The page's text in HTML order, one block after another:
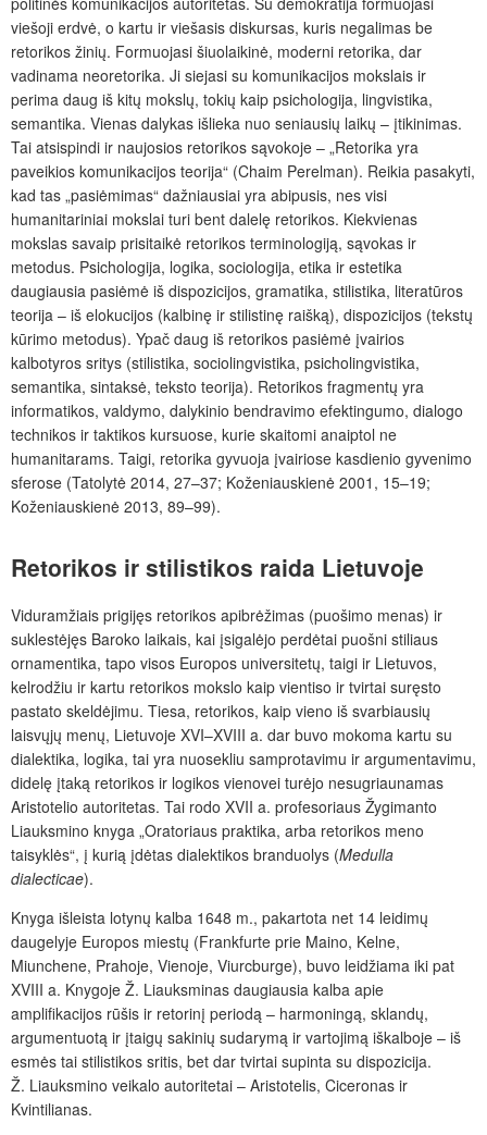
viešoji erdvė, o kartu ir viešasis diskursas, kuris negalimas be
retorikos žinių. Formuojasi šiuolaikinė, moderni retorika, dar
vadinama neoretorika. Ji siejasi su komunikacijos mokslais ir
perima daug iš kitų mokslų, tokių kaip psichologija, lingvistika,
semantika. Vienas dalykas išlieka nuo seniausių laikų – įtikinimas.
Tai atsispindi ir naujosios retorikos sąvokoje – „Retorika yra
paveikios komunikacijos teorija“ (Chaim Perelman). Reikia pasakyti,
kad tas „pasiėmimas“ dažniausiai yra abipusis, nes visi
humanitariniai mokslai turi bent dalelę retorikos. Kiekvienas
mokslas savaip prisitaikė retorikos terminologiją, sąvokas ir
metodus. Psichologija, logika, sociologija, etika ir estetika
daugiausia pasiėmė iš dispozicijos, gramatika, stilistika, literatūros
teorija – iš elokucijos (kalbinę ir stilistinę raišką), dispozicijos (tekstų
kūrimo metodus). Ypač daug iš retorikos pasiėmė įvairios
kalbotyros sritys (stilistika, sociolingvistika, psicholingvistika,
semantika, sintaksė, teksto teorija). Retorikos fragmentų yra
informatikos, valdymo, dalykinio bendravimo efektingumo, dialogo
technikos ir taktikos kursuose, kurie skaitomi anaiptol ne
humanitarams. Taigi, retorika gyvuoja įvairiose kasdienio gyvenimo
sferose (Tatolytė 2014, 27–37; Koženiauskienė 2001, 15–19;
Koženiauskienė 2013, 89–99).
Retorikos ir stilistikos raida Lietuvoje
Viduramžiais prigijęs retorikos apibrėžimas (puošimo menas) ir
suklestėjęs Baroko laikais, kai įsigalėjo perdėtai puošni stiliaus
ornamentika, tapo visos Europos universitetų, taigi ir Lietuvos,
kelrodžiu ir kartu retorikos mokslo kaip vientiso ir tvirtai suręsto
pastato skeldėjimu. Tiesa, retorikos, kaip vieno iš svarbiausių
laisvųjų menų, Lietuvoje XVI–XVIII a. dar buvo mokoma kartu su
dialektika, logika, tai yra nuosekliu samprotavimu ir argumentavimu,
didelę įtaką retorikos ir logikos vienovei turėjo nesugriaunamas
Aristotelio autoritetas. Tai rodo XVII a. profesoriaus Žygimanto
Liauksmino knyga „Oratoriaus praktika, arba retorikos meno
taisyklės“, į kurią įdėtas dialektikos branduolys (Medulla
dialecticae).
Knyga išleista lotynų kalba 1648 m., pakartota net 14 leidimų
daugelyje Europos miestų (Frankfurte prie Maino, Kelne,
Miunchene, Prahoje, Vienoje, Viurcburge), buvo leidžiama iki pat
XVIII a. Knygoje Ž. Liauksminas daugiausia kalba apie
amplifikacijos rūšis ir retorinį periodą – harmoningą, sklandų,
argumentuotą ir įtaigų sakinių sudarymą ir vartojimą iškalboje – iš
esmės tai stilistikos sritis, bet dar tvirtai supinta su dispozicija.
Ž. Liauksmino veikalo autoritetai – Aristotelis, Ciceronas ir
Kvintilianas.